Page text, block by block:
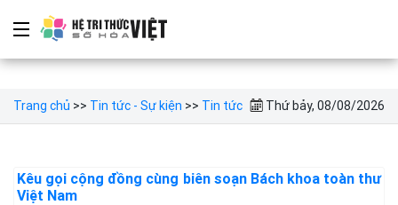
Trang chủ >> Tin tức - Sự kiện >> Tin tức Thứ bảy, 08/08/2026
Kêu gọi cộng đồng cùng biên soạn Bách khoa toàn thư
Việt Nam